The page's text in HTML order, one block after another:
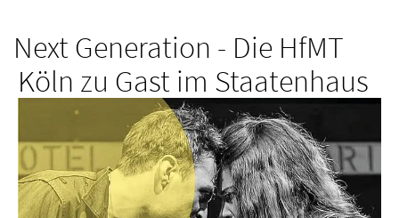
Next Generation - Die HfMT
Köln zu Gast im Staatenhaus